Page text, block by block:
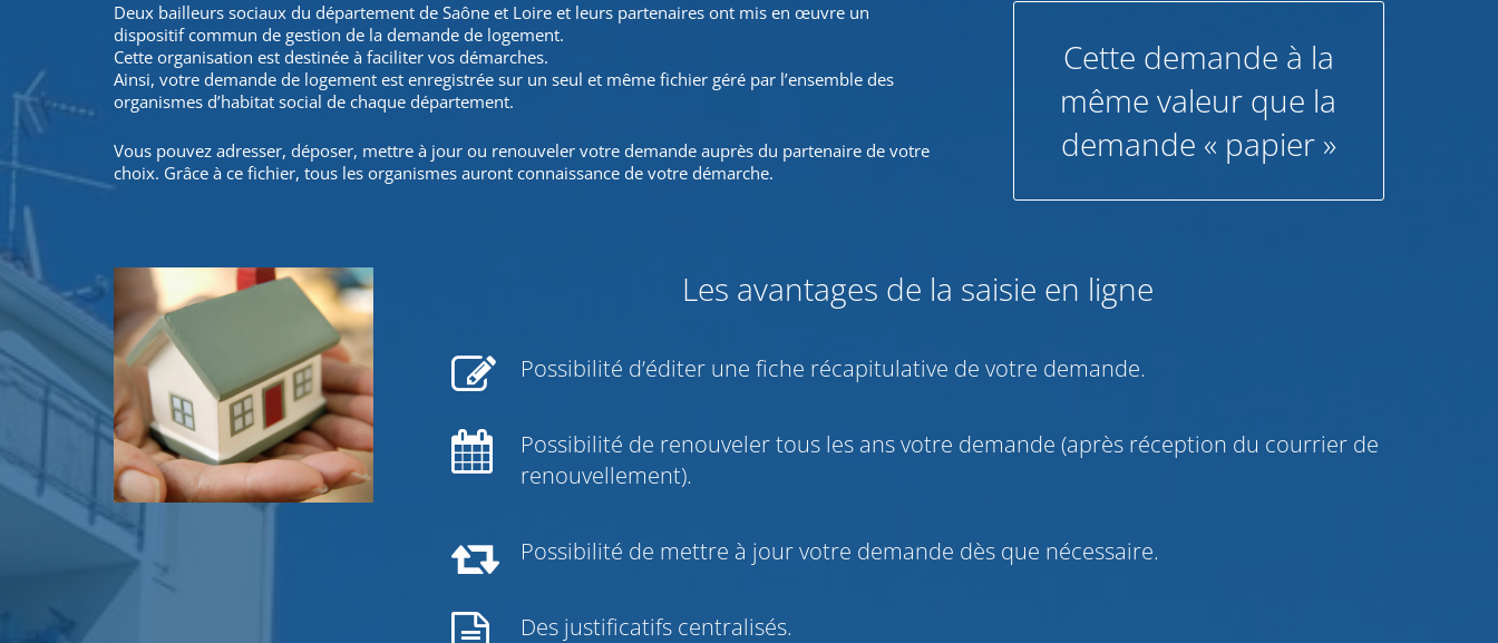
Deux bailleurs sociaux du département de Saône et Loire et leurs partenaires ont mis en œuvre un
dispositif commun de gestion de la demande de logement.
Cette organisation est destinée à faciliter vos démarches.
Ainsi, votre demande de logement est enregistrée sur un seul et même fichier géré par l’ensemble des
organismes d’habitat social de chaque département.
Vous pouvez adresser, déposer, mettre à jour ou renouveler votre demande auprès du partenaire de votre
choix. Grâce à ce fichier, tous les organismes auront connaissance de votre démarche.
Cette demande à la
même valeur que la
demande « papier »
Les avantages de la saisie en ligne
Possibilité d’éditer une fiche récapitulative de votre demande.
Possibilité de renouveler tous les ans votre demande (après réception du courrier de
renouvellement).
Possibilité de mettre à jour votre demande dès que nécessaire.
Des justificatifs centralisés.